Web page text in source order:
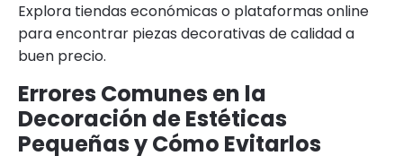
Explora tiendas económicas o plataformas online
para encontrar piezas decorativas de calidad a
buen precio.
Errores Comunes en la
Decoración de Estéticas
Pequeñas y Cómo Evitarlos